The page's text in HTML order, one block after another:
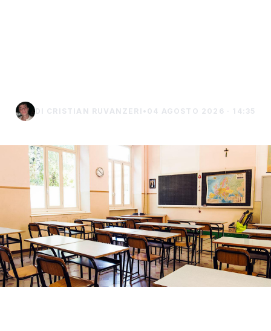
DI CRISTIAN RUVANZERI • 04 AGOSTO 2026 · 14:35